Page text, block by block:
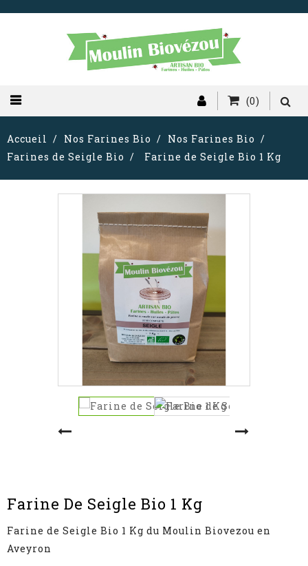
(0)
Accueil Nos Farines Bio
Nos Farines Bio
Farines de Seigle Bio
Farine de Seigle Bio 1 Kg
Farine De Seigle Bio 1 Kg
Farine de Seigle Bio 1 Kg du Moulin Biovezou en
Aveyron